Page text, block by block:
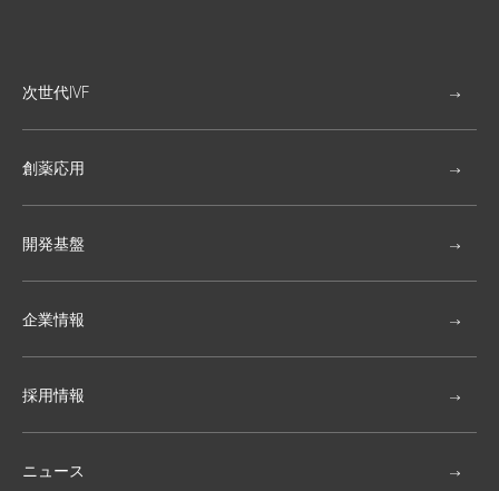
次世代IVF
創薬応用
開発基盤
企業情報
採用情報
ニュース